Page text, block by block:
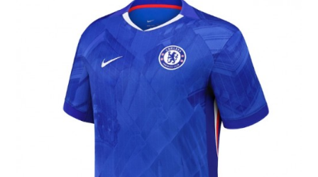
Zaključek nakupa